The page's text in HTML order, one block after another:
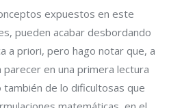
expuestos en este
pueden acabar desbordando
a priori, pero hago notar que, a
en una primera lectura
de lo dificultosas que